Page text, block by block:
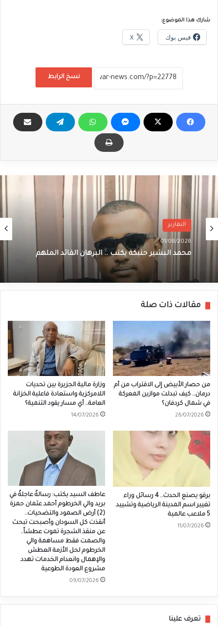
شارك هذا الموضوع:
فيس بوك X
نسخ الرابط
التقارير
01/08/2026
محمد البشير حنبكة يكتب .. البرهان القائد الملهم
مقالات ذات صلة
من حصار الأبيض إلى الاقتراب من أم
درمان.. كيف تبدلت موازين المعركة
في شمال كردفان؟
26/07/2026
وزارة مالية الجزيرة بين تحديات
اللامركزية واستعادة فاعلية الخزانة
العامة.. أي مسار يقود التنمية؟
14/07/2026
برقو يصنع الحدث.. 4 رسائل وراء
تغيير اسم المدينة الرياضية وتشييد
5 ملاعب عالمية
11/07/2026
عاطف السيد يكتب: رسالةٌ عاجلةٌ في
بريد والي الخرطوم أحمد عثمان حمزة
(2) أرض الصمود والتضحيات..
أنقذت كل السودان وأصبحت تبحث
عن منقذ الشجرة تموت عطشاً..
والصمت فقط مساهمة والي
الخرطوم لحل الأزمة العطش
والإهمال وانعدام الخدمات تهدد
مشروع العودة الطوعية
09/07/2026
تعرف علينا